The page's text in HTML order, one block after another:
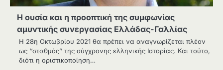
H ουσία και η προοπτική της συμφωνίας
αμυντικής συνεργασίας Ελλάδας-Γαλλίας
H 28η Οκτωβρίου 2021 θα πρέπει να αναγνωρίζεται πλέον
ως ‘‘σταθμός’’ της σύγχρονης ελληνικής Ιστορίας. Και τούτο,
διότι η οριστικοποίηση…